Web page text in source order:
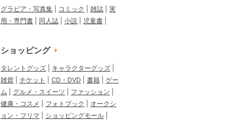
グラビア・写真集 コミック 雑誌
実
用・専門書
同人誌 小説 児童書
ショッピング
タレントグッズ
キャラクターグッズ
雑貨
チケット CD・DVD 書籍
ゲー
ム
グルメ・スイーツ
ファッション
健康・コスメ
フォトブック
オークシ
ョン・フリマ
ショッピングモール